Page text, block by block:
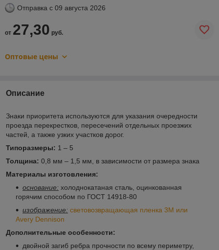
Отправка с 09 августа 2026
от 27,30 руб.
Оптовые цены
Описание
Знаки приоритета используются для указания очередности
проезда перекрестков, пересечений отдельных проезжих
частей, а также узких участков дорог.
Типоразмеры: 1 – 5
Толщина: 0,8 мм – 1,5 мм, в зависимости от размера знака
Материалы изготовления:
основание: холоднокатаная сталь, оцинкованная
горячим способом по ГОСТ 14918-80
изображение: световозвращающая пленка 3M или
Avery Dennison
Дополнительные особенности:
двойной загиб ребра прочности по всему периметру,